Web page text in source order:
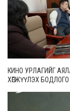
КИНО УРЛАГИЙГ
ХӨГЖҮҮЛЭХ